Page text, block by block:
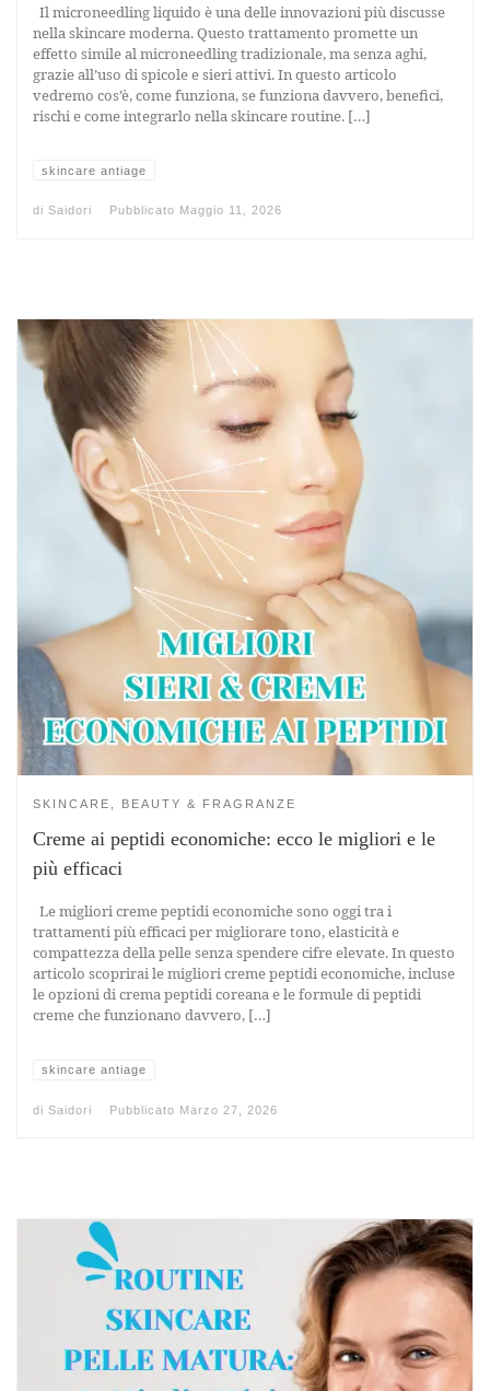
Il microneedling liquido è una delle innovazioni più discusse
nella skincare moderna. Questo trattamento promette un
effetto simile al microneedling tradizionale, ma senza aghi,
grazie all’uso di spicole e sieri attivi. In questo articolo
vedremo cos’è, come funziona, se funziona davvero, benefici,
rischi e come integrarlo nella skincare routine. […]
skincare antiage
di Saidori Pubblicato Maggio 11, 2026
SKINCARE, BEAUTY & FRAGRANZE
Creme ai peptidi economiche: ecco le migliori e le
più efficaci
Le migliori creme peptidi economiche sono oggi tra i
trattamenti più efficaci per migliorare tono, elasticità e
compattezza della pelle senza spendere cifre elevate. In questo
articolo scoprirai le migliori creme peptidi economiche, incluse
le opzioni di crema peptidi coreana e le formule di peptidi
creme che funzionano davvero, […]
skincare antiage
di Saidori Pubblicato Marzo 27, 2026